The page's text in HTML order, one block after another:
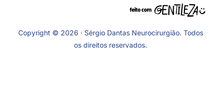
Copyright © 2026 · Sérgio Dantas Neurocirurgião. Todos
os direitos reservados.